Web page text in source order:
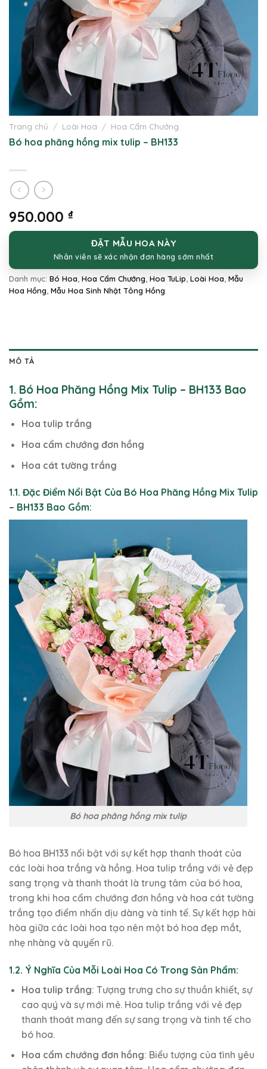
Trang chủ / Loài Hoa / Hoa Cẩm Chướng
Bó hoa phăng hồng mix tulip – BH133
950.000 ₫
ĐẶT MẪU HOA NÀY
Nhân viên sẽ xác nhận đơn hàng sớm nhất
Danh mục: Bó Hoa Hoa Cẩm Chướng Hoa TuLip Loài Hoa Mẫu
Hoa Hồng Mẫu Hoa Sinh Nhật Tông Hồng
MÔ TẢ
1. Bó Hoa Phăng Hồng Mix Tulip – BH133 Bao
Gồm:
Hoa tulip trắng
Hoa cẩm chướng đơn hồng
Hoa cát tường trắng
1.1. Đặc Điểm Nổi Bật Của Bó Hoa Phăng Hồng Mix Tulip
– BH133 Bao Gồm:
Bó hoa phăng hồng mix tulip
Bó hoa BH133 nổi bật với sự kết hợp thanh thoát của
các loài hoa trắng và hồng. Hoa tulip trắng với vẻ đẹp
sang trọng và thanh thoát là trung tâm của bó hoa,
trong khi hoa cẩm chướng đơn hồng và hoa cát tường
trắng tạo điểm nhấn dịu dàng và tinh tế. Sự kết hợp hài
hòa giữa các loài hoa tạo nên một bó hoa đẹp mắt,
nhẹ nhàng và quyến rũ.
1.2. Ý Nghĩa Của Mỗi Loài Hoa Có Trong Sản Phẩm:
Hoa tulip trắng: Tượng trưng cho sự thuần khiết, sự
cao quý và sự mới mẻ. Hoa tulip trắng với vẻ đẹp
thanh thoát mang đến sự sang trọng và tinh tế cho
bó hoa.
Hoa cẩm chướng đơn hồng: Biểu tượng của tình yêu